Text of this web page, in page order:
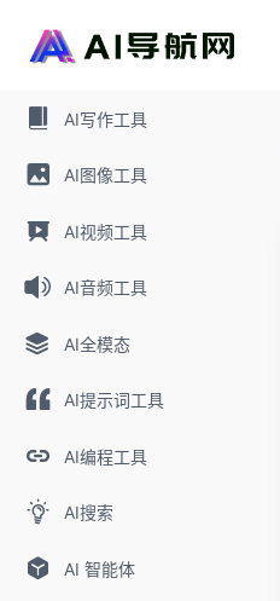
AI写作工具
AI图像工具
AI视频工具
AI音频工具
AI全模态
AI提示词工具
AI编程工具
AI搜索
AI 智能体